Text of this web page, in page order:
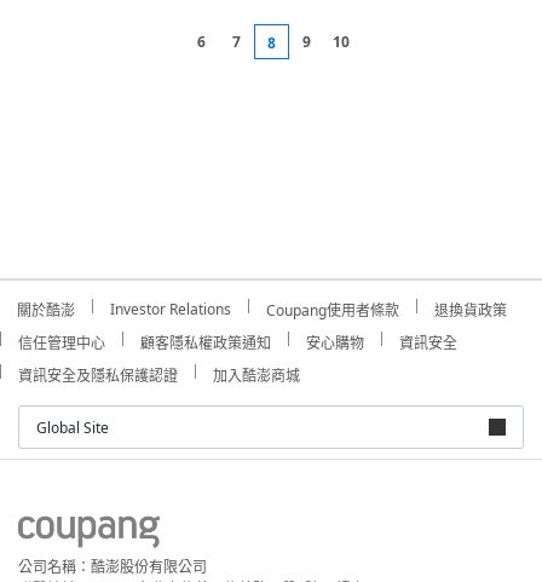
6 7 8 9 10
關於酷澎 Investor Relations Coupang使用者條款
退換貨政策
信任管理中心
顧客隱私權政策通知 安心購物
資訊安全
資訊安全及隱私保護認證
加入酷澎商城
Global Site
公司名稱：酷澎股份有限公司